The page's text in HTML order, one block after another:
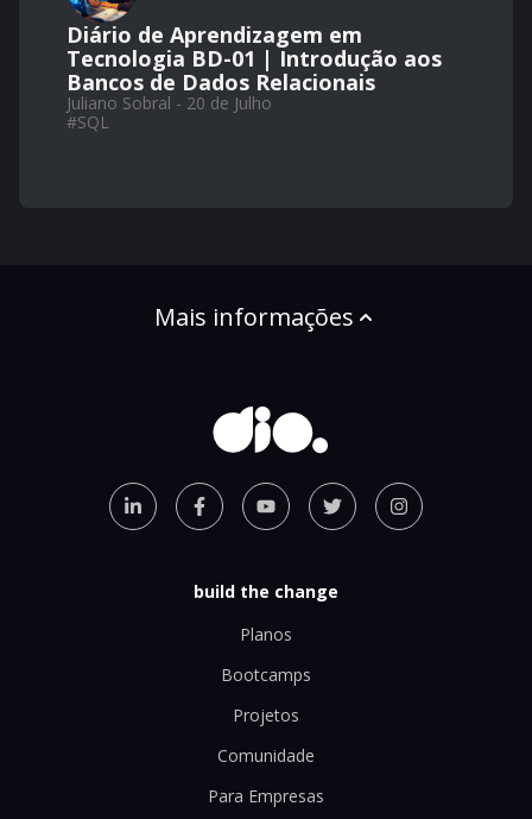
Diário de Aprendizagem em
Tecnologia BD-01 | Introdução aos
Bancos de Dados Relacionais
Juliano Sobral - 20 de Julho
#SQL
Mais informações
build the change
Planos
Bootcamps
Projetos
Comunidade
Para Empresas